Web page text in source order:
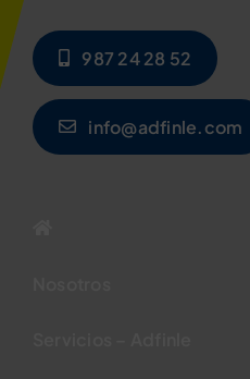
987 24 28 52
info@adfinle.com